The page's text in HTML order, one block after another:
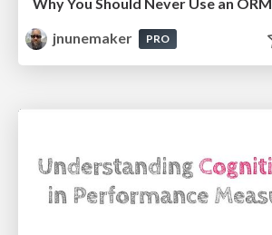
jnunemaker
PRO